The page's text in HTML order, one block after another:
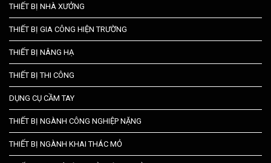
THIẾT BỊ NHÀ XƯỞNG
THIẾT BỊ GIA CÔNG HIỆN TRƯỜNG
THIẾT BỊ NÂNG HẠ
THIẾT BỊ THI CÔNG
DỤNG CỤ CẦM TAY
THIẾT BỊ NGÀNH CÔNG NGHIỆP NẶNG
THIẾT BỊ NGÀNH KHAI THÁC MỎ